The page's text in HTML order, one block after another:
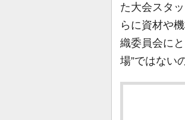
た大会スタ
らに資材や
織委員会に
場”ではない